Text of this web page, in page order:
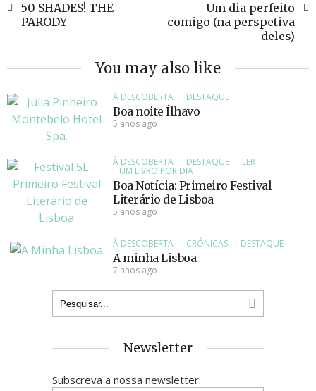
50 SHADES! THE
PARODY
Um dia perfeito
comigo (na perspetiva
deles)
You may also like
À DESCOBERTA DESTAQUE
Boa noite Ílhavo
5 anos ago
À DESCOBERTA DESTAQUE LER
UM LIVRO POR DIA
Boa Notícia: Primeiro Festival
Literário de Lisboa
5 anos ago
À DESCOBERTA CRÓNICAS DESTAQUE
A minha Lisboa
7 anos ago
Newsletter
Subscreva a nossa newsletter: